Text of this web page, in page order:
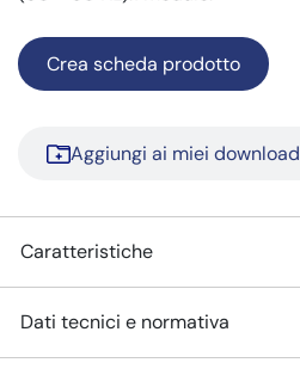
Crea scheda prodotto
Aggiungi ai miei download
Caratteristiche
Dati tecnici e normativa